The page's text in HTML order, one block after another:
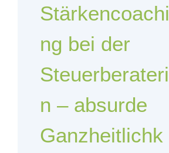
Stärkencoachi
ng bei der
Steuerberateri
n – absurde
Ganzheitlichk